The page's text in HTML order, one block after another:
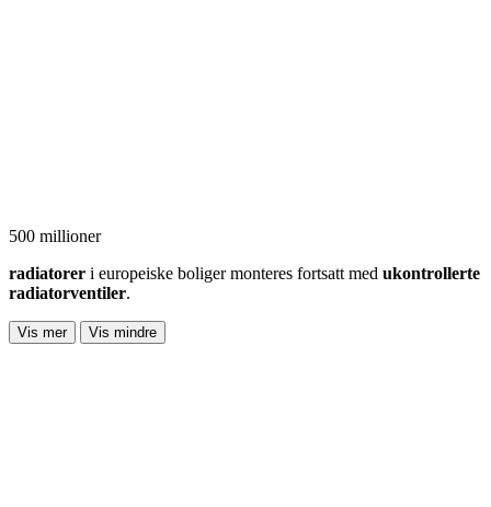
500 millioner
radiatorer i europeiske boliger monteres fortsatt med ukontrollerte
radiatorventiler.
Vis mer Vis mindre